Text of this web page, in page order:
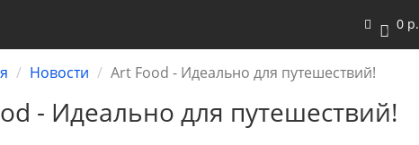
0 0 р.
Новости Art Food - Идеально для путешествий!
- Идеально для путешествий!